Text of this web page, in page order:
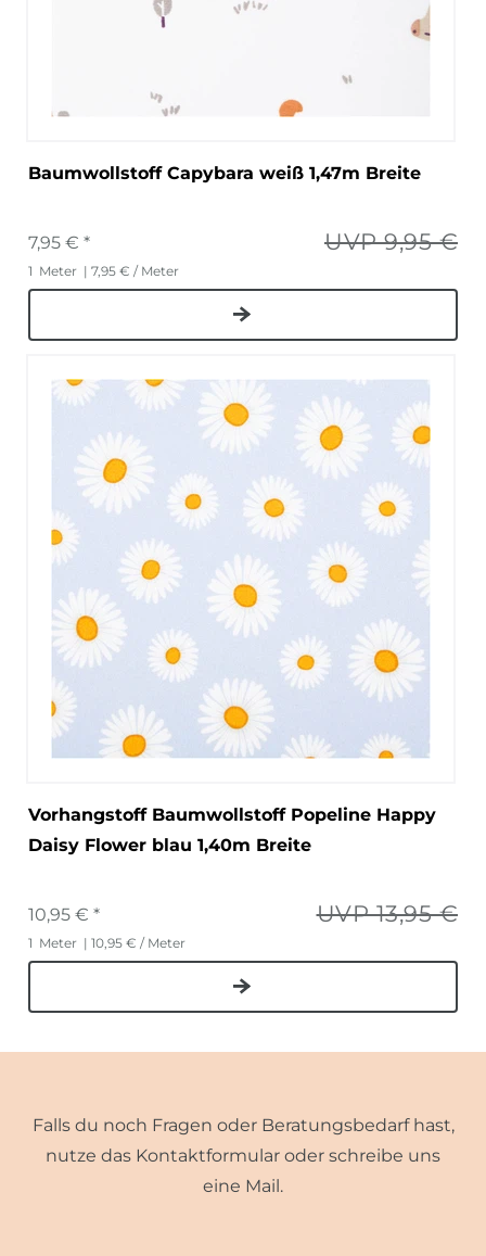
Baumwollstoff Capybara weiß 1,47m Breite
UVP 9,95 €
7,95 € *
1 Meter | 7,95 € / Meter
Vorhangstoff Baumwollstoff Popeline Happy
Daisy Flower blau 1,40m Breite
UVP 13,95 €
10,95 € *
1 Meter | 10,95 € / Meter
Falls du noch Fragen oder Beratungsbedarf hast,
nutze das Kontaktformular oder schreibe uns
eine Mail.